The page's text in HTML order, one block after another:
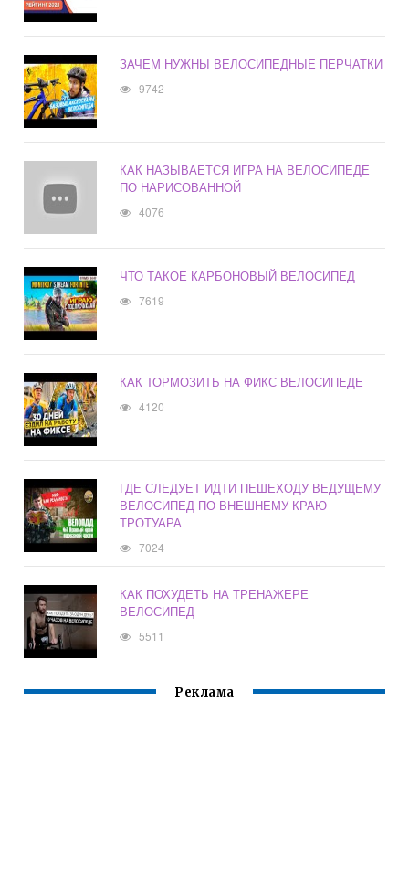
ЗАЧЕМ НУЖНЫ ВЕЛОСИПЕДНЫЕ ПЕРЧАТКИ
9742
КАК НАЗЫВАЕТСЯ ИГРА НА ВЕЛОСИПЕДЕ
ПО НАРИСОВАННОЙ
4076
ЧТО ТАКОЕ КАРБОНОВЫЙ ВЕЛОСИПЕД
7619
КАК ТОРМОЗИТЬ НА ФИКС ВЕЛОСИПЕДЕ
4120
ГДЕ СЛЕДУЕТ ИДТИ ПЕШЕХОДУ ВЕДУЩЕМУ
ВЕЛОСИПЕД ПО ВНЕШНЕМУ КРАЮ
ТРОТУАРА
7024
КАК ПОХУДЕТЬ НА ТРЕНАЖЕРЕ
ВЕЛОСИПЕД
5511
Реклама